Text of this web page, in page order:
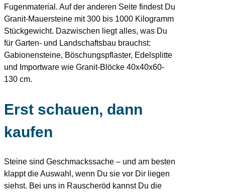
Fugenmaterial. Auf der anderen Seite findest Du
Granit-Mauersteine mit 300 bis 1000 Kilogramm
Stückgewicht. Dazwischen liegt alles, was Du
für Garten- und Landschaftsbau brauchst:
Gabionensteine, Böschungspflaster, Edelsplitte
und Importware wie Granit-Blöcke 40x40x60-
130 cm.
Erst schauen, dann
kaufen
Steine sind Geschmackssache – und am besten
klappt die Auswahl, wenn Du sie vor Dir liegen
siehst. Bei uns in Rauscheröd kannst Du die